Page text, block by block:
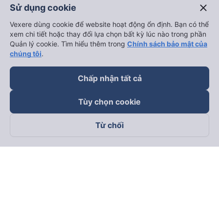
Theo dõi chúng tôi trên
Sử dụng cookie close
Vexere dùng cookie để website hoạt động ổn định. Bạn có thể
xem chi tiết hoặc thay đổi lựa chọn bất kỳ lúc nào trong phần
Quản lý cookie. Tìm hiểu thêm trong Chính sách bảo mật của
chúng tôi.
Chấp nhận tất cả
Tùy chọn cookie
Từ chối